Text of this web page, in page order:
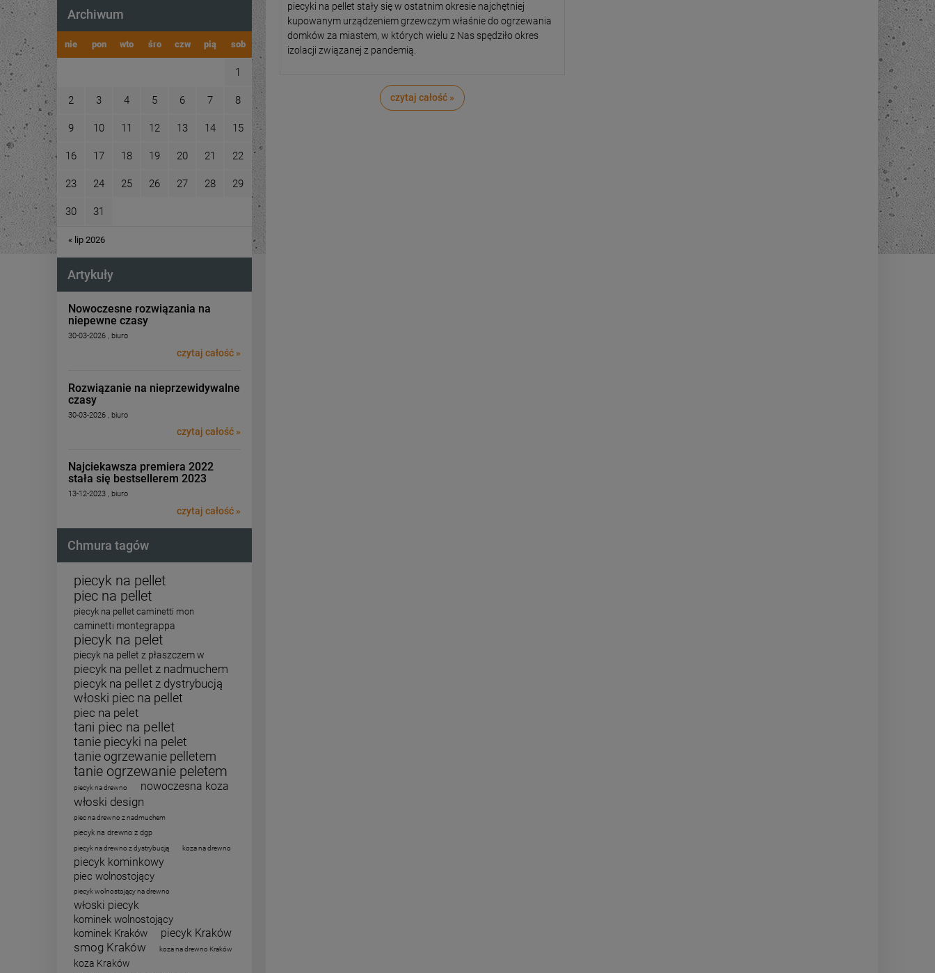
Archiwum
nie pon wto śro czw pią sob
1
2 3 4 5 6 7 8
9 10 11 12 13 14 15
16 17 18 19 20 21 22
23 24 25 26 27 28 29
30 31
« lip 2026
Artykuły
Nowoczesne rozwiązania na
niepewne czasy
30-03-2026 , biuro
czytaj całość »
Rozwiązanie na nieprzewidywalne
czasy
30-03-2026 , biuro
czytaj całość »
Najciekawsza premiera 2022
stała się bestsellerem 2023
13-12-2023 , biuro
czytaj całość »
Chmura tagów
piecyk na pellet
piec na pellet
piecyk na pellet caminetti mon
caminetti montegrappa
piecyk na pelet
piecyk na pellet z płaszczem w
piecyk na pellet z nadmuchem
piecyk na pellet z dystrybucją
włoski piec na pellet
piec na pelet
tani piec na pellet
tanie piecyki na pelet
tanie ogrzewanie pelletem
tanie ogrzewanie peletem
piecyk na drewno nowoczesna koza
włoski design
piec na drewno z nadmuchem
piecyk na drewno z dgp
piecyk na drewno z dystrybucją koza na drewno
piecyk kominkowy
piec wolnostojący
piecyk wolnostojący na drewno
włoski piecyk
kominek wolnostojący
kominek Kraków
piecyk Kraków
smog Kraków koza na drewno Kraków
koza Kraków
piecyki na pellet stały się w ostatnim okresie najchętniej
kupowanym urządzeniem grzewczym właśnie do ogrzewania
domków za miastem, w których wielu z Nas spędziło okres
izolacji związanej z pandemią.
czytaj całość »